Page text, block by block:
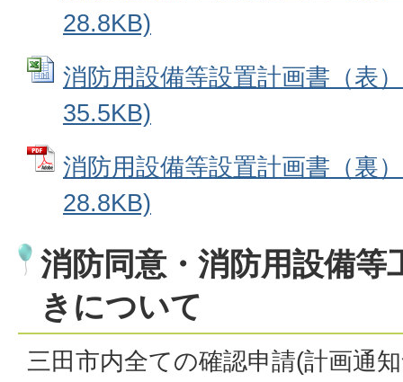
28.8KB)
消防用設備等設置計画書（表
35.5KB)
消防用設備等設置計画書（裏
28.8KB)
消防同意・消防用設備等
きについて
三田市内全ての確認申請(計画通